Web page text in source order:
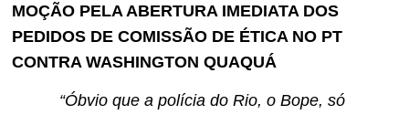
MOÇÃO PELA ABERTURA IMEDIATA DOS
PEDIDOS DE COMISSÃO DE ÉTICA NO PT
CONTRA WASHINGTON QUAQUÁ
“Óbvio que a polícia do Rio, o Bope, só